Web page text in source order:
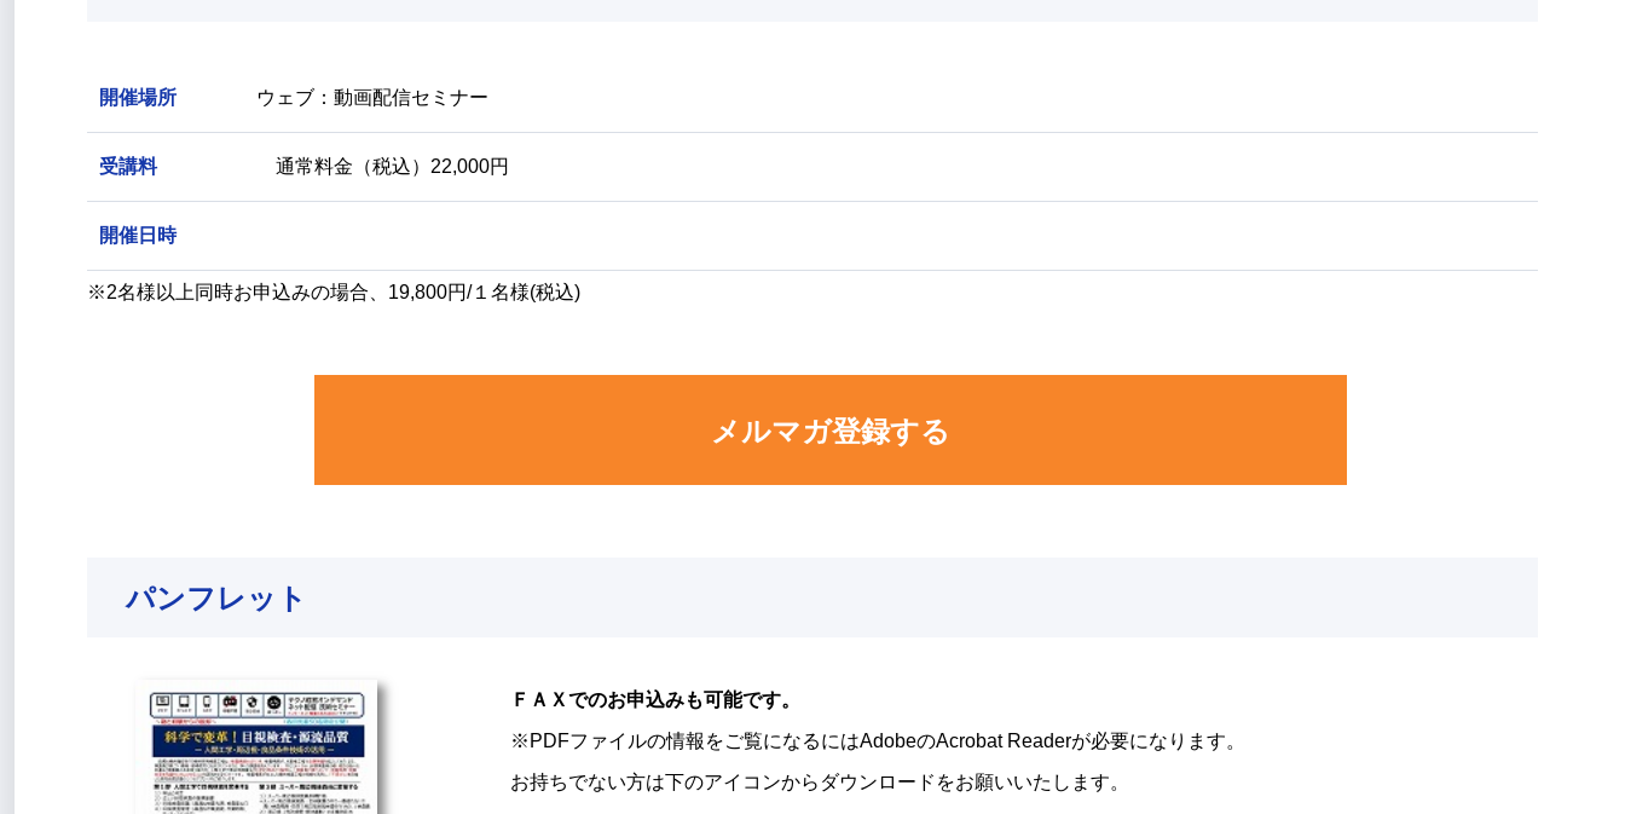
開催場所 ウェブ：動画配信セミナー
受講料 通常料金（税込）22,000円
開催日時
※2名様以上同時お申込みの場合、19,800円/１名様(税込)
メルマガ登録する
パンフレット
ＦＡＸでのお申込みも可能です。
※PDFファイルの情報をご覧になるにはAdobeのAcrobat Readerが必要になります。
お持ちでない方は下のアイコンからダウンロードをお願いいたします。